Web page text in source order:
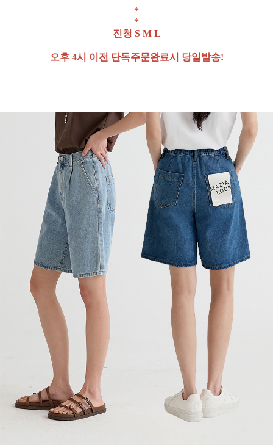
*
*
진청 S M L
오후 4시 이전 단독주문완료시 당일발송!